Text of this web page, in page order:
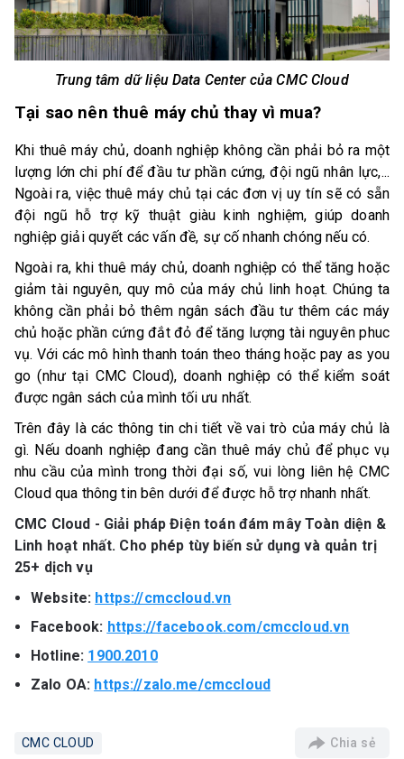
Trung tâm dữ liệu Data Center của CMC Cloud
Tại sao nên thuê máy chủ thay vì mua?
Khi thuê máy chủ, doanh nghiệp không cần phải bỏ ra một
lượng lớn chi phí để đầu tư phần cứng, đội ngũ nhân lực,...
Ngoài ra, việc thuê máy chủ tại các đơn vị uy tín sẽ có sẵn
đội ngũ hỗ trợ kỹ thuật giàu kinh nghiệm, giúp doanh
nghiệp giải quyết các vấn đề, sự cố nhanh chóng nếu có.
Ngoài ra, khi thuê máy chủ, doanh nghiệp có thể tăng hoặc
giảm tài nguyên, quy mô của máy chủ linh hoạt. Chúng ta
không cần phải bỏ thêm ngân sách đầu tư thêm các máy
chủ hoặc phần cứng đắt đỏ để tăng lượng tài nguyên phuc
vụ. Với các mô hình thanh toán theo tháng hoặc pay as you
go (như tại CMC Cloud), doanh nghiệp có thể kiểm soát
được ngân sách của mình tối ưu nhất.
Trên đây là các thông tin chi tiết về vai trò của máy chủ là
gì. Nếu doanh nghiệp đang cần thuê máy chủ để phục vụ
nhu cầu của mình trong thời đại số, vui lòng liên hệ CMC
Cloud qua thông tin bên dưới để được hỗ trợ nhanh nhất.
CMC Cloud - Giải pháp Điện toán đám mây Toàn diện &
Linh hoạt nhất. Cho phép tùy biến sử dụng và quản trị
25+ dịch vụ
Website: https://cmccloud.vn
Facebook: https://facebook.com/cmccloud.vn
Hotline: 1900.2010
Zalo OA: https://zalo.me/cmccloud
CMC CLOUD Chia sẻ